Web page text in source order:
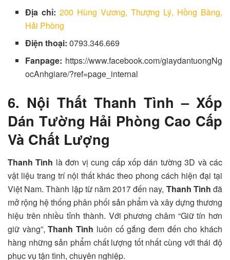
Địa chỉ: 200 Hùng Vương, Thượng Lý, Hồng Bàng,
Hải Phòng
Điện thoại:0793.346.669
Fanpage: https://www.facebook.com/giaydantuongNg
ocAnhgiare/?ref=page_internal
6. Nội Thất Thanh Tình – Xốp
Dán Tường Hải Phòng Cao Cấp
Và Chất Lượng
Thanh Tình là đơn vị cung cấp xốp dán tường 3D và các
vật liệu trang trí nội thất khác theo phong cách hiện đại tại
Việt Nam. Thành lập từ năm 2017 đến nay, Thanh Tình đã
mở rộng hệ thống phân phối sản phẩm và xây dựng thương
hiệu trên nhiều tỉnh thành. Với phương châm “Giữ tín hơn
giữ vàng”,Thanh Tình luôn cố gắng đem đến cho khách
hàng những sản phẩm chất lượng tốt nhất cùng với thái độ
phục vụ tận tình, chuyên nghiệp.